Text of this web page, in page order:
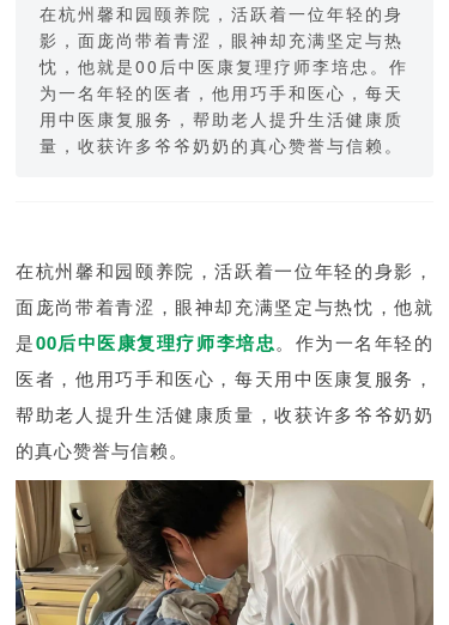
在杭州馨和园颐养院，活跃着一位年轻的身
影，面庞尚带着青涩，眼神却充满坚定与热
忱，他就是00后中医康复理疗师李培忠。作
为一名年轻的医者，他用巧手和医心，每天
用中医康复服务，帮助老人提升生活健康质
量，收获许多爷爷奶奶的真心赞誉与信赖。
在杭州馨和园颐养院，活跃着一位年轻的身影，
面庞尚带着青涩，眼神却充满坚定与热忱，他就
是00后中医康复理疗师李培忠。作为一名年轻的
医者，他用巧手和医心，每天用中医康复服务，
帮助老人提升生活健康质量，收获许多爷爷奶奶
的真心赞誉与信赖。